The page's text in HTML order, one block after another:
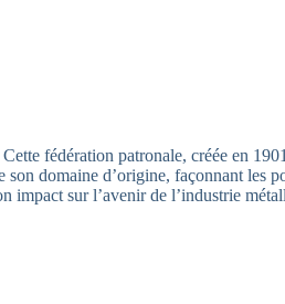
fédération patronale, créée en
domaine d’origine, façonnant les
impact sur l’avenir de l’industrie